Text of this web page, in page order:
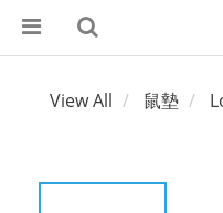
View All 鼠墊